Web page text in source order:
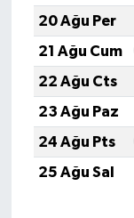
20 Ağu Per
21 Ağu Cum
22 Ağu Cts
23 Ağu Paz
24 Ağu Pts
25 Ağu Sal